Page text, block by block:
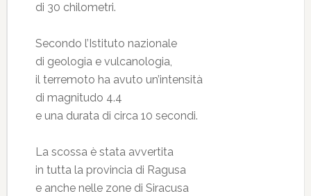
di 30 chilometri.
Secondo l’Istituto nazionale
di geologia e vulcanologia,
il terremoto ha avuto un’intensità
di magnitudo 4.4
e una durata di circa 10 secondi.
La scossa è stata avvertita
in tutta la provincia di Ragusa
e anche nelle zone di Siracusa